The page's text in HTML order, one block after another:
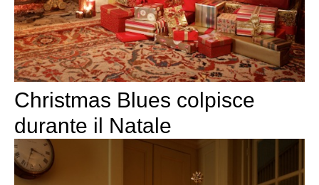
Christmas Blues colpisce
durante il Natale